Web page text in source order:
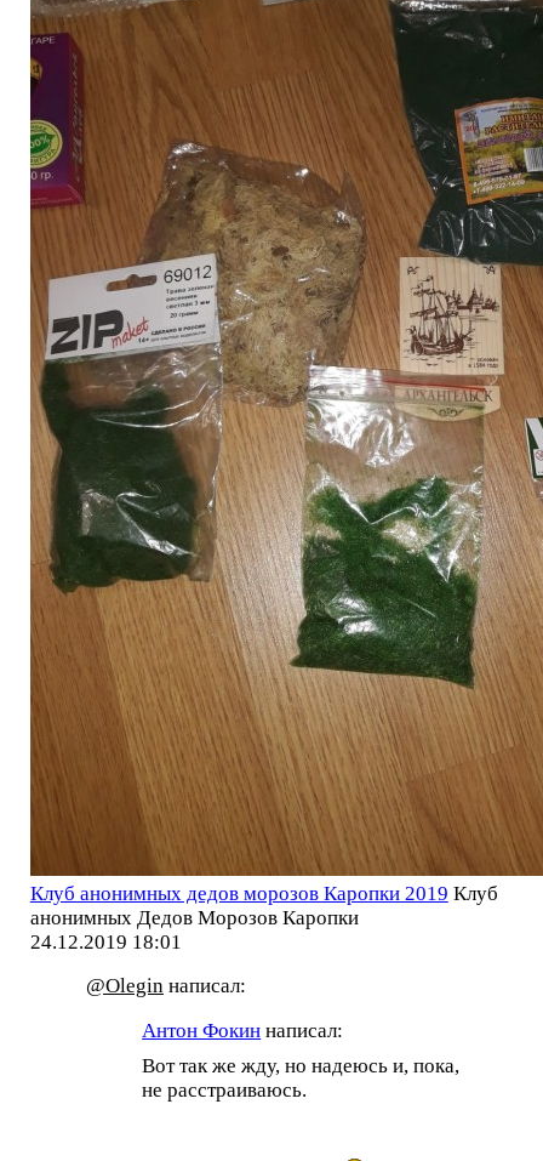
Клуб анонимных дедов морозов Каропки 2019 Клуб
анонимных Дедов Морозов Каропки
24.12.2019 18:01
@Oleginнаписал:
Антон Фокин написал:
Вот так же жду, но надеюсь и, пока,
не расстраиваюсь.